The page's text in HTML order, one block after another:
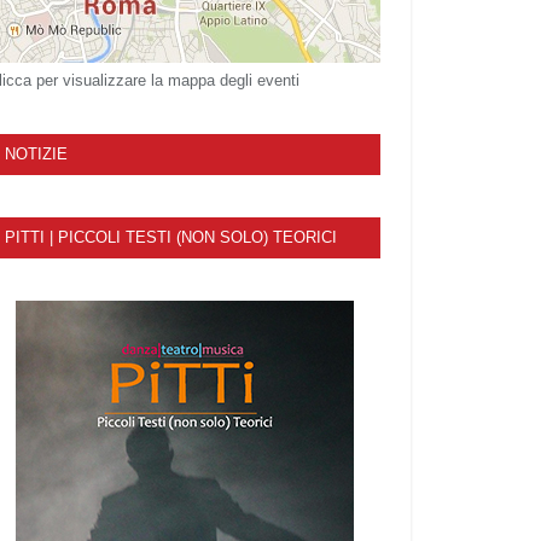
per visualizzare la mappa degli eventi
NOTIZIE
PITTI | PICCOLI TESTI (NON SOLO) TEORICI